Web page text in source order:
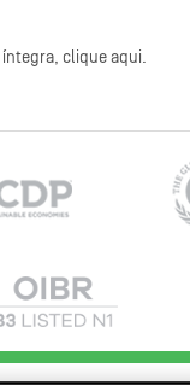
íntegra, clique aqui.